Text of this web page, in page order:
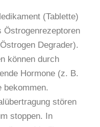
(Tablette)
Östrogenrezeptoren
Degrader).
können durch
Hormone (z. B.
bekommen.
stören
stoppen. In